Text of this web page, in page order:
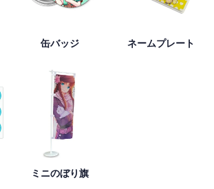
缶バッジ ネームプレート
ミニのぼり旗